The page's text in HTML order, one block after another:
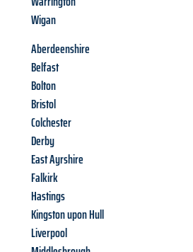
Wigan
Aberdeenshire
Belfast
Bolton
Bristol
Colchester
Derby
East Ayrshire
Falkirk
Hastings
Kingston upon Hull
Liverpool